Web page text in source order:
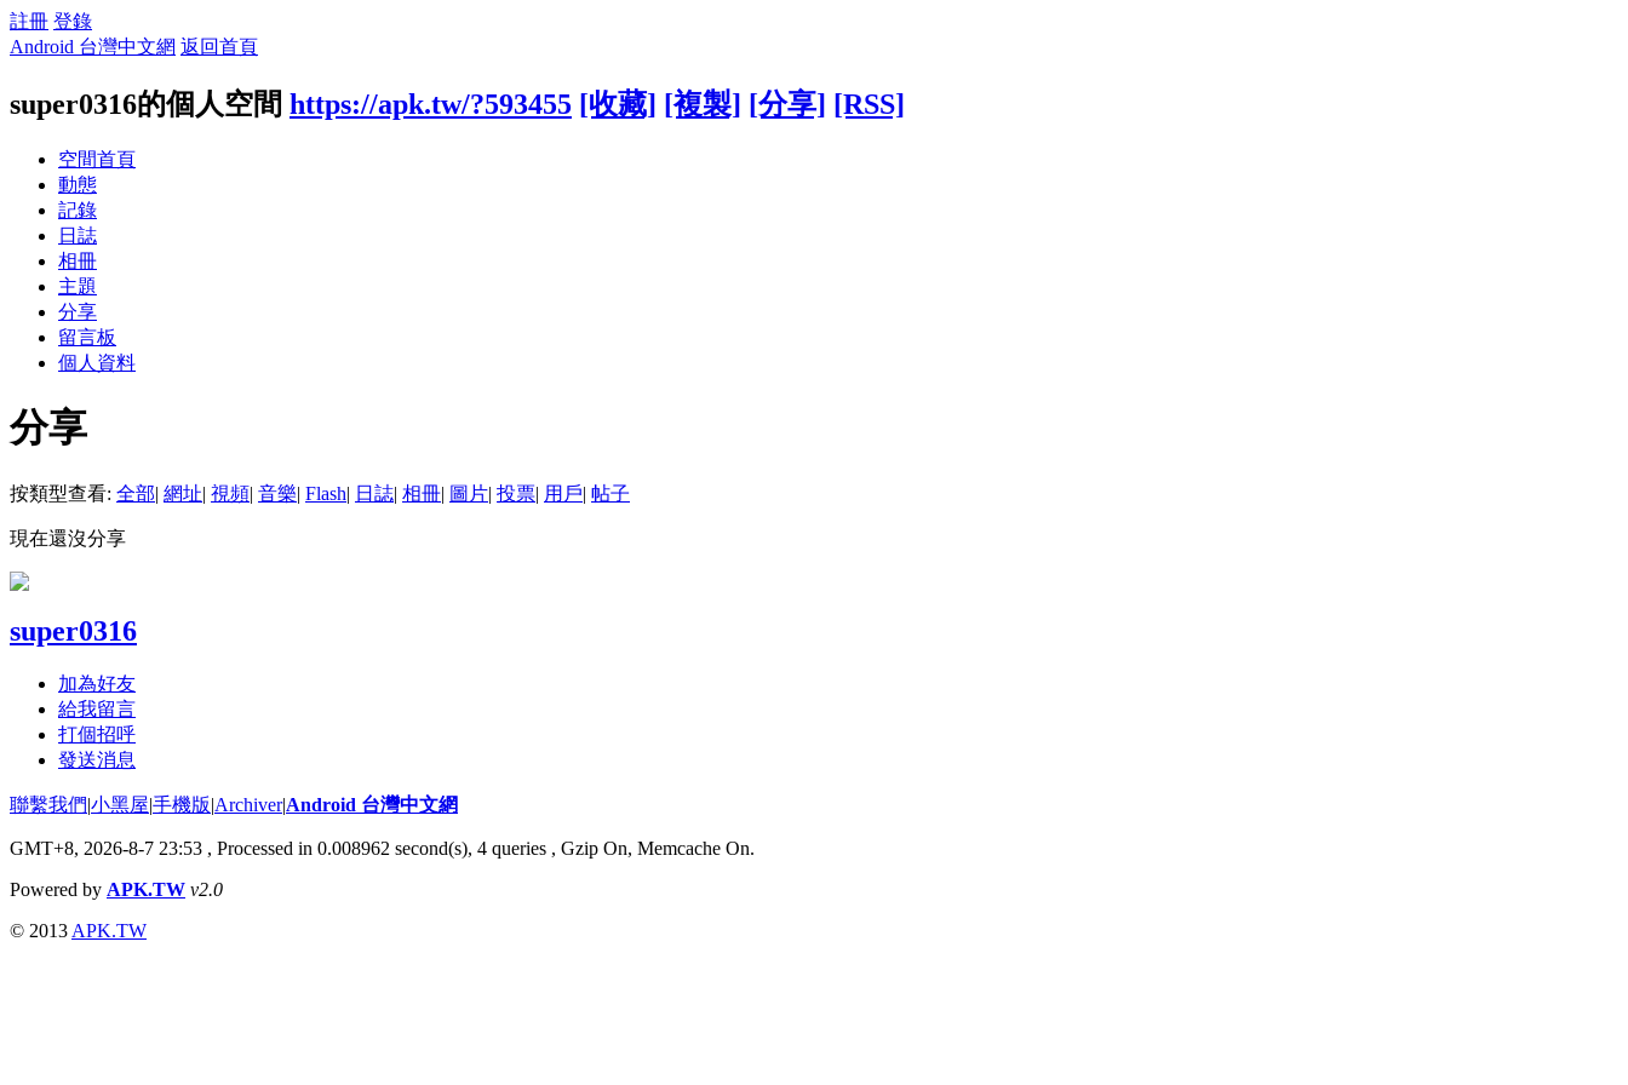
註冊 登錄
Android 台灣中文網 返回首頁
super0316的個人空間 https://apk.tw/?593455 [收藏] [複製] [分享] [RSS]
空間首頁
動態
記錄
日誌
相冊
主題
分享
留言板
個人資料
分享
按類型查看: 全部| 網址| 視頻| 音樂| Flash| 日誌| 相冊| 圖片| 投票| 用戶| 帖子
現在還沒分享
super0316
加為好友
給我留言
打個招呼
發送消息
聯繫我們|小黑屋|手機版|Archiver|Android 台灣中文網
GMT+8, 2026-8-7 23:53 , Processed in 0.008962 second(s), 4 queries , Gzip On, Memcache On.
Powered by APK.TW v2.0
© 2013 APK.TW